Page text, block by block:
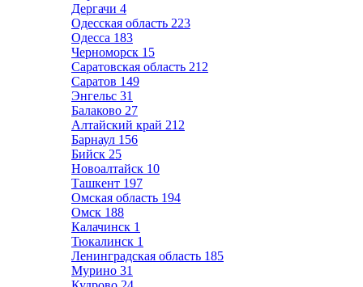
Дергачи 4
Одесская область 223
Одесса 183
Черноморск 15
Саратовская область 212
Саратов 149
Энгельс 31
Балаково 27
Алтайский край 212
Барнаул 156
Бийск 25
Новоалтайск 10
Ташкент 197
Омская область 194
Омск 188
Калачинск 1
Тюкалинск 1
Ленинградская область 185
Мурино 31